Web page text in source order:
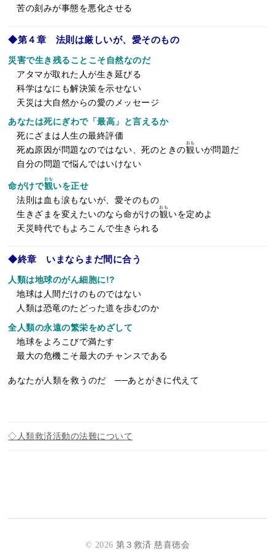
苦の刻みが事態を悪化させる
◆第４章 法則は厳しいが、愛そのもの
災害で生き残ることこそ自然なのだ
アタマが取れた人が生き延びる
科学はなにも解決策を示せない
天災は大自然からの愛のメッセージ
あなたは死にぎわで「最高」と言えるか
死にざまは人生の最終評価
死ぬ原因が問題なのではない、死のときの観
おも
いが問題だ
自分の問題で悩んではいけない
命がけで観
おも
いを正せ
法則は血も涙もないが、愛そのもの
生きざまを変えたいのなら命がけの観
おも
いを定めよ
天災時代でもよろこんで生きられる
◆終章 いまならまだ間に合う
人類は地球のがん細胞に!?
地球は人間だけのものではない
人類は恐竜のたどった道を歩むのか
全人類の永遠の繁栄をめざして
地球をよろこびで満たす
最大の危機こそ最大のチャンスである
あなたが人類を救うのだ ──あとがきに代えて
◇人類救済活動の法難について
© 2026第３救済 慈喜徳会